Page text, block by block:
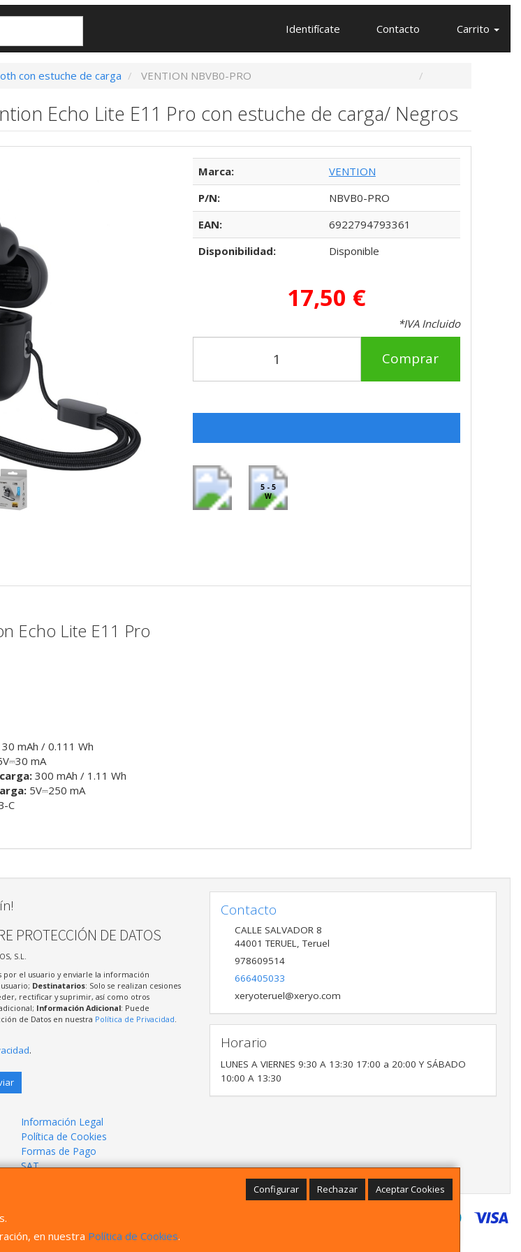
Identifícate Contacto Carrito
con estuche de carga VENTION NBVB0-PRO
Echo Lite E11 Pro con estuche de carga/ Negros
Marca:
VENTION
P/N:
NBVB0-PRO
EAN:
6922794793361
Disponibilidad:
Disponible
17,50 €
*IVA Incluido
Comprar
5 - 5
W
Echo Lite E11 Pro
mAh / 0.111 Wh
mA
300 mAh / 1.11 Wh
5V⎓250 mA
C
Configurar Rechazar Aceptar Cookies
en nuestra Política de Cookies.
PROTECCIÓN DE DATOS
S.L.
por el usuario y enviarle la información
Destinatarios: Solo se realizan cesiones
rectificar y suprimir, así como otros
Información Adicional: Puede
de Datos en nuestra Política de Privacidad.
.
Información Legal
Política de Cookies
Formas de Pago
SAT
Contacto
CALLE SALVADOR 8
44001 TERUEL,Teruel
978609514
666405033
xeryoteruel@xeryo.com
Horario
LUNES A VIERNES 9:30 A 13:30 17:00 a 20:00 Y SÁBADO
10:00 A 13:30